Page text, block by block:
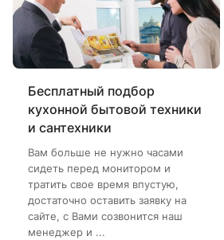
Бесплатный подбор
кухонной бытовой техники
и сантехники
Вам больше не нужно часами
сидеть перед монитором и
тратить свое время впустую,
достаточно оставить заявку на
сайте, с Вами созвонится наш
менеджер и ...